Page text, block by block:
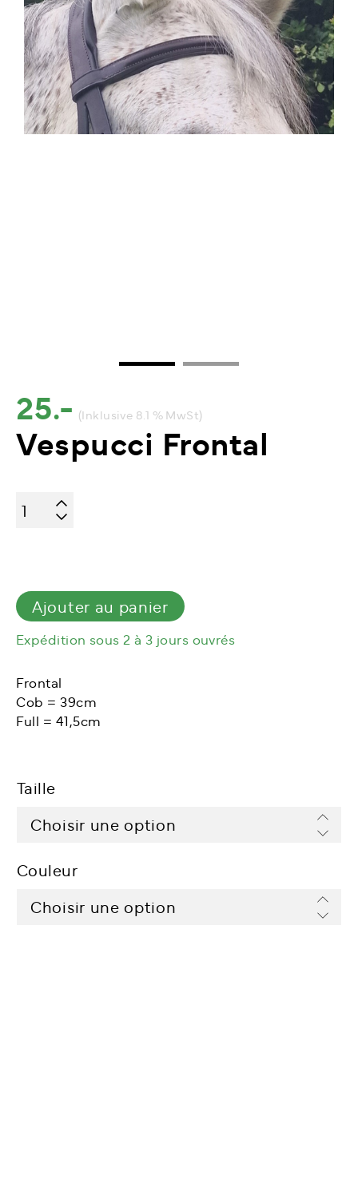
25.- (Inklusive 8.1 % MwSt)
Vespucci Frontal
quantité
de
Ajouter au panier
Expédition sous 2 à 3 jours ouvrés
Frontal
Cob = 39cm
Full = 41,5cm
Taille
Couleur